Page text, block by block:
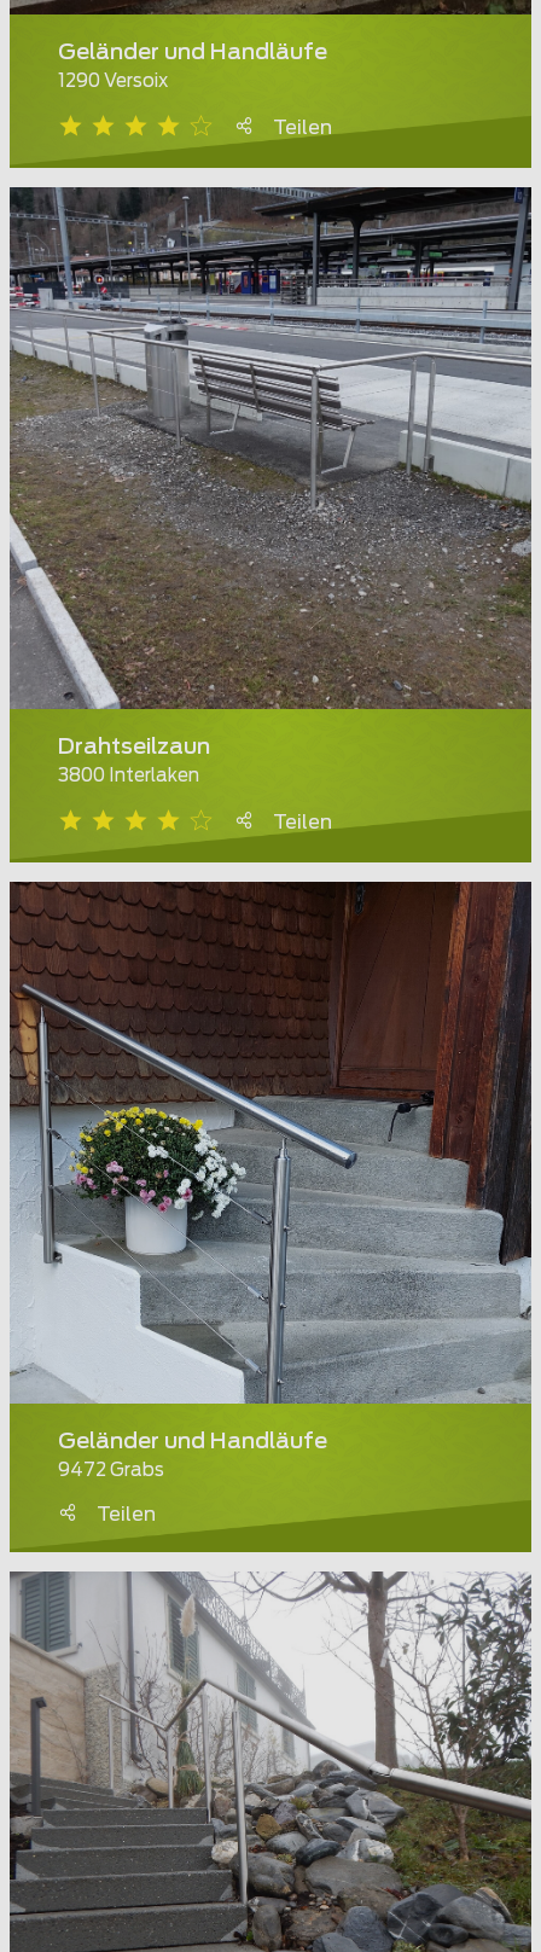
Geländer und Handläufe
1290 Versoix
Teilen
Drahtseilzaun
3800 Interlaken
Teilen
Geländer und Handläufe
9472 Grabs
Teilen